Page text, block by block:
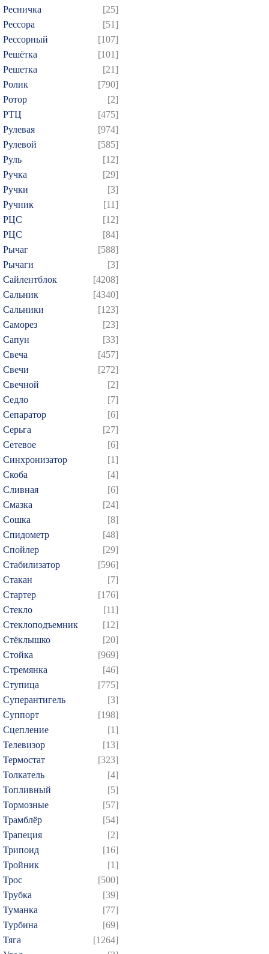
Ресничка
[25]
Рессора
[51]
Рессорный
[107]
Решётка
[101]
Решетка
[21]
Ролик
[790]
Ротор
[2]
РТЦ
[475]
Рулевая
[974]
Рулевой
[585]
Руль
[12]
Ручка
[29]
Ручки
[3]
Ручник
[11]
РЦC
[12]
РЦС
[84]
Рычаг
[588]
Рычаги
[3]
Сайлентблок
[4208]
Сальник
[4340]
Сальники
[123]
Саморез
[23]
Сапун
[33]
Свеча
[457]
Свечи
[272]
Свечной
[2]
Седло
[7]
Сепаратор
[6]
Серьга
[27]
Сетевое
[6]
Синхронизатор
[1]
Скоба
[4]
Сливная
[6]
Смазка
[24]
Сошка
[8]
Спидометр
[48]
Спойлер
[29]
Стабилизатор
[596]
Стакан
[7]
Стартер
[176]
Стекло
[11]
Стеклоподъемник
[12]
Стёклышко
[20]
Стойка
[969]
Стремянка
[46]
Ступица
[775]
Суперантигель
[3]
Суппорт
[198]
Сцепление
[1]
Телевизор
[13]
Термостат
[323]
Толкатель
[4]
Топливный
[5]
Тормозные
[57]
Трамблёр
[54]
Трапеция
[2]
Трипоид
[16]
Тройник
[1]
Трос
[500]
Трубка
[39]
Туманка
[77]
Турбина
[69]
Тяга
[1264]